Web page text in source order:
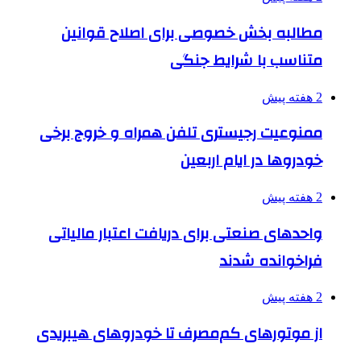
مطالبه بخش خصوصی برای اصلاح قوانین
متناسب با شرایط جنگی
2 هفته پیش
ممنوعیت رجیستری تلفن همراه و خروج برخی
خودروها در ایام اربعین
2 هفته پیش
واحدهای صنعتی برای دریافت اعتبار مالیاتی
فراخوانده شدند
2 هفته پیش
از موتورهای کم‌مصرف تا خودروهای هیبریدی